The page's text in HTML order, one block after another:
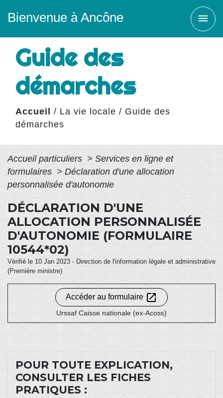
Bienvenue à Ancône menu
Guide des
démarches
Accueil / La vie locale / Guide des
démarches
Accueil particuliers > Services en ligne et
formulaires > Déclaration d'une allocation
personnalisée d'autonomie
DÉCLARATION D'UNE
ALLOCATION PERSONNALISÉE
D'AUTONOMIE (FORMULAIRE
10544*02)
Vérifié le 10 Jan 2023 - Direction de l'information légale et administrative
(Première ministre)
Accéder au formulaire open_in_new
Urssaf Caisse nationale (ex-Acoss)
POUR TOUTE EXPLICATION,
CONSULTER LES FICHES
PRATIQUES :